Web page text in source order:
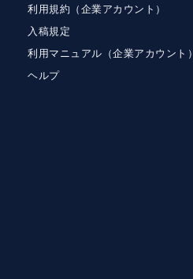
利用規約（企業アカウント）
入稿規定
利用マニュアル（企業アカウント）
ヘルプ